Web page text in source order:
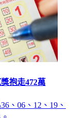
抱走472萬
、06、12、19、